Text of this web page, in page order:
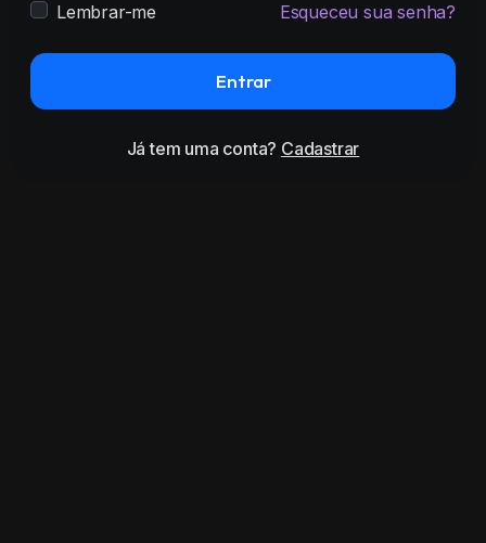
Lembrar-me Esqueceu sua senha?
Entrar
Já tem uma conta? Cadastrar